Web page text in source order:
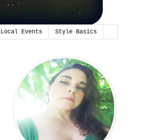
Local Events Style Basics